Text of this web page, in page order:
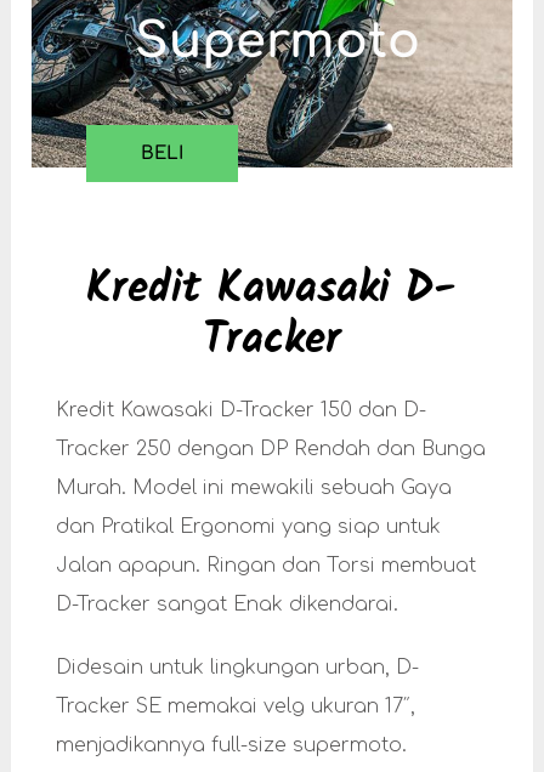
Supermoto
BELI
Kredit Kawasaki D-
Tracker
Kredit Kawasaki D-Tracker 150 dan D-
Tracker 250 dengan DP Rendah dan Bunga
Murah. Model ini mewakili sebuah Gaya
dan Pratikal Ergonomi yang siap untuk
Jalan apapun. Ringan dan Torsi membuat
D-Tracker sangat Enak dikendarai.
Didesain untuk lingkungan urban, D-
Tracker SE memakai velg ukuran 17″,
menjadikannya full-size supermoto.